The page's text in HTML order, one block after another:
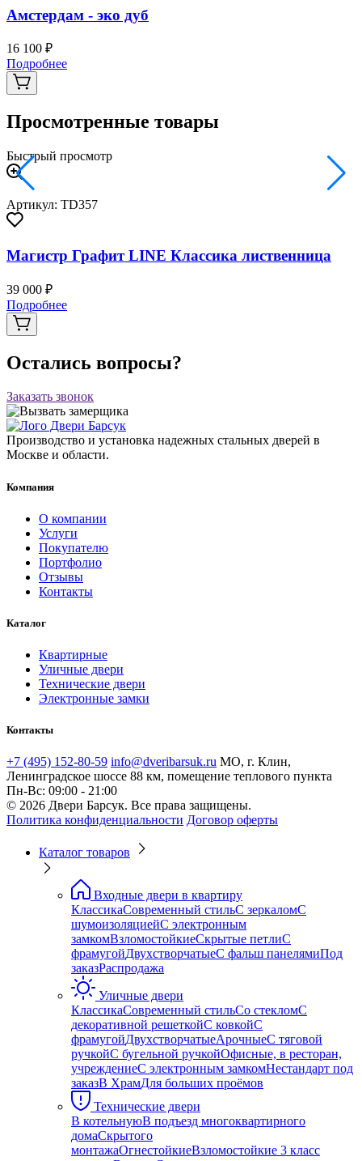
Амстердам - эко дуб
16 100 ₽
Подробнее
Просмотренные товары
Быстрый просмотр
Артикул: TD357
Магистр Графит LINE Классика лиственница
39 000 ₽
Подробнее
Остались вопросы?
Заказать звонок
Производство и установка надежных стальных дверей в
Москве и области.
Компания
О компании
Услуги
Покупателю
Портфолио
Отзывы
Контакты
Каталог
Квартирные
Уличные двери
Технические двери
Электронные замки
Контакты
+7 (495) 152-80-59 info@dveribarsuk.ru МО, г. Клин,
Ленинградское шоссе 88 км, помещение теплового пункта
Пн-Вс: 09:00 - 21:00
© 2026 Двери Барсук. Все права защищены.
Политика конфиденциальности Договор оферты
Каталог товаров
Входные двери в квартиру
КлассикаСовременный стильС зеркаломС
шумоизоляциейС электронным
замкомВзломостойкиеСкрытые петлиС
фрамугойДвухстворчатыеС фальш панелямиПод
заказРаспродажа
Уличные двери
КлассикаСовременный стильСо стекломС
декоративной решеткойС ковкойС
фрамугойДвухстворчатыеАрочныеС тяговой
ручкойС бугельной ручкойОфисные, в ресторан,
учреждениеС электронным замкомНестандарт под
заказВ ХрамДля больших проёмов
Технические двери
В котельнуюВ подъезд многоквартирного
домаСкрытого
монтажаОгнестойкиеВзломостойкие 3 класс